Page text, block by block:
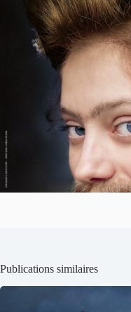
Publications similaires